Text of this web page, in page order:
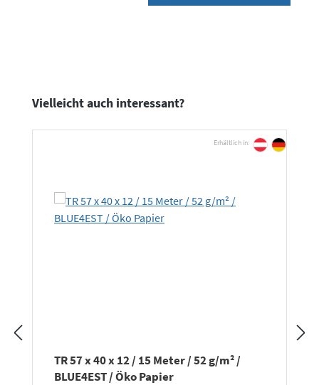
Produktgalerie überspringen
Vielleicht auch interessant?
Erhältlich in:
TR 57 x 40 x 12 / 15 Meter / 52 g/m² /
BLUE4EST / Öko Papier